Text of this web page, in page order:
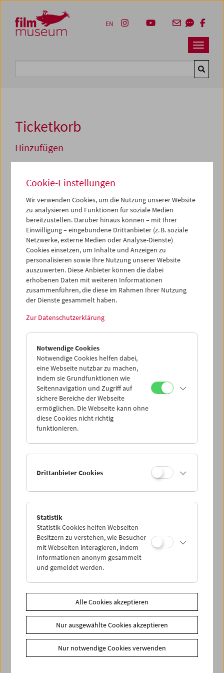
Zum Inhalt
Zum Hauptmenü
Zur Servicenavigation
Zum Suche
Navbar
EN
Ticketkorb
Hinzufügen
Di 16.06.2026 20:30
Kubrick, Clarke, Roemer
Zum aktuellen Zeitpunkt sind Tickets nur noch an der
Kassavor Ort erhältlich.
Ticketkorb Kauf
Leer
Ticketkorb Reservierung
> Weitere Karten hinzufügen / Spielplan
Ticketpreise: MitgliederEUR 5,50ohne Mitgliedschaft
EUR 10,50
Ihre Mitgliedschaft und Ihren Zehnerblock nutzen.
Ermäßigte Tickets, nonstop- und weitere Freikarten
können online nur reserviert werden. Die Ausgabe erfolgt
ausschließlich an der Kassa.
Weitere Informationen zu unseren Tickets und
Vorschau Sept / Okt 2026
Regelmäßige Programme
Programmarchiv
Cookie-Einstellungen
Wir verwenden Cookies, um die Nutzung unserer Website
zu analysieren und Funktionen für soziale Medien
bereitzustellen. Darüber hinaus können – mit Ihrer
Einwilligung – eingebundene Drittanbieter (z. B. soziale
Netzwerke, externe Medien oder Analyse-Dienste)
Cookies einsetzen, um Inhalte und Anzeigen zu
personalisieren sowie Ihre Nutzung unserer Website
auszuwerten. Diese Anbieter können die dabei
erhobenen Daten mit weiteren Informationen
zusammenführen, die diese im Rahmen Ihrer Nutzung
der Dienste gesammelt haben.
Zur Datenschutzerklärung
Notwendige Cookies
Notwendige Cookies helfen dabei,
eine Webseite nutzbar zu machen,
indem sie Grundfunktionen wie
Seitennavigation und Zugriff auf
sichere Bereiche der Webseite
ermöglichen. Die Webseite kann ohne
diese Cookies nicht richtig
funktionieren.
Drittanbieter Cookies
Statistik
Statistik-Cookies helfen Webseiten-
Besitzern zu verstehen, wie Besucher
mit Webseiten interagieren, indem
Informationen anonym gesammelt
und gemeldet werden.
Alle Cookies akzeptieren
Nur ausgewählte Cookies akzeptieren
Nur notwendige Cookies verwenden